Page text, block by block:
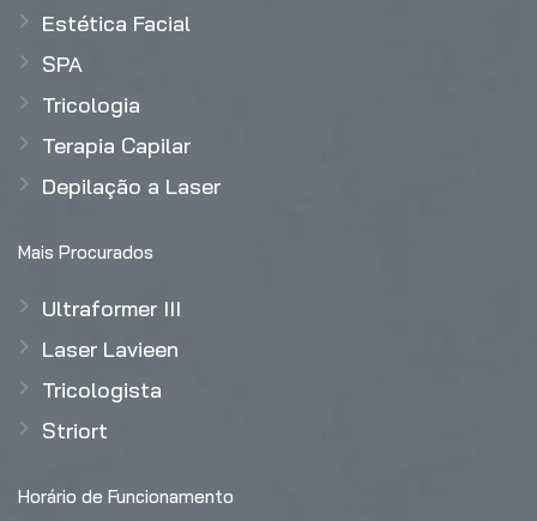
Estética Facial
SPA
Tricologia
Terapia Capilar
Depilação a Laser
Mais Procurados
Ultraformer III
Laser Lavieen
Tricologista
Striort
Horário de Funcionamento